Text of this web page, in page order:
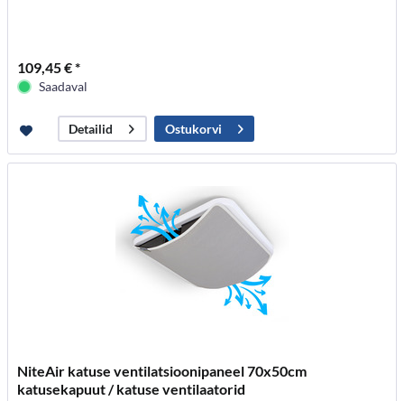
109,45 € *
Saadaval
Detailid Ostukorvi
NiteAir katuse ventilatsioonipaneel 70x50cm
katusekapuut / katuse ventilaatorid